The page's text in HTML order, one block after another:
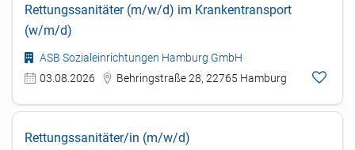
Rettungssanitäter (m/w/d) im Krankentransport
(w/m/d)
ASB Sozialeinrichtungen Hamburg GmbH
03.08.2026
Behringstraße 28, 22765 Hamburg
Rettungssanitäter/in (m/w/d)